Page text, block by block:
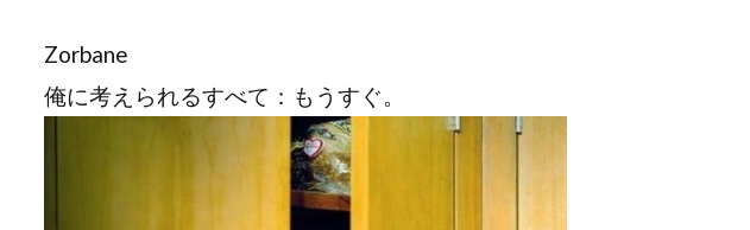
Zorbane
俺に考えられるすべて：もうすぐ。